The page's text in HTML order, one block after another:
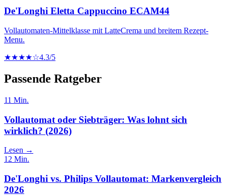
De'Longhi Eletta Cappuccino ECAM44
Vollautomaten-Mittelklasse mit LatteCrema und breitem Rezept-
Menu.
★★★★☆4.3/5
Passende Ratgeber
11 Min.
Vollautomat oder Siebträger: Was lohnt sich
wirklich? (2026)
Lesen →
12 Min.
De'Longhi vs. Philips Vollautomat: Markenvergleich
2026